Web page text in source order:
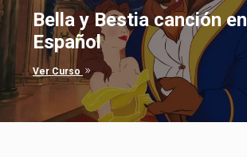
Bella y Bestia canción en
Español
Ver Curso 9